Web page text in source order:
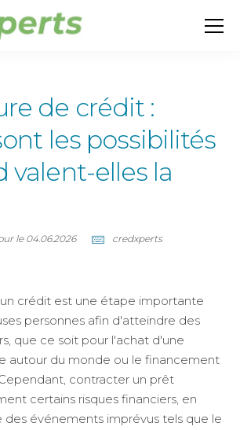
de crédit :
les possibilités
valent-elles la
le 04.06.2026 credxperts
crédit est une étape importante
personnes afin d'atteindre des
que ce soit pour l'achat d'une
autour du monde ou le financement
contracter un prêt
certains risques financiers, en
des événements imprévus tels que le